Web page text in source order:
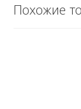
Похожие